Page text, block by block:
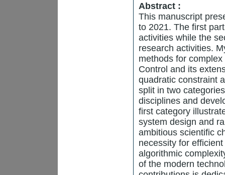
Abstract :
This manuscript
to 2021. The first
activities while the
research activities.
methods for
Control and its
quadratic constraint
split in two
disciplines and
first category
system design and
ambitious scientific
necessity for
algorithmic
of the modern